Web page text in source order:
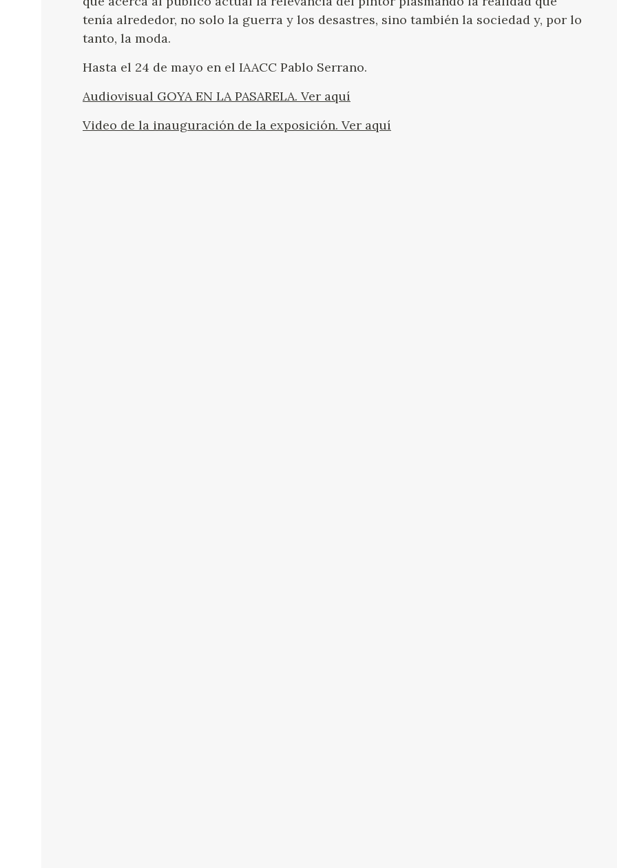
tenía alrededor, no solo la guerra y los desastres, sino también la sociedad y, por lo
tanto, la moda.
Hasta el 24 de mayo en el IAACC Pablo Serrano.
Audiovisual GOYA EN LA PASARELA. Ver aquí
Video de la inauguración de la exposición. Ver aquí